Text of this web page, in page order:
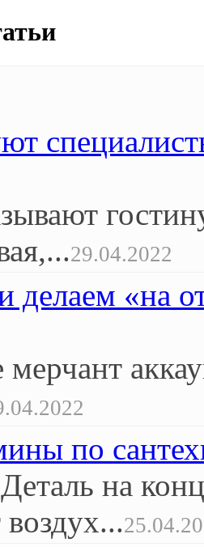
29.04.2022
делаем «на
по
на